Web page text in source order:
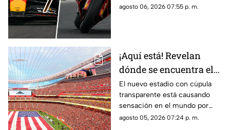
contamos los horarios del GP
agosto 06, 2026 07:55 p. m.
¡Aquí está! Revelan
dónde se encuentra el
estadio con cúpula
transparente
El nuevo estadio con cúpula
transparente está causando
sensación en el mundo por
cómo luce y aquí te contamos
agosto 05, 2026 07:24 p. m.